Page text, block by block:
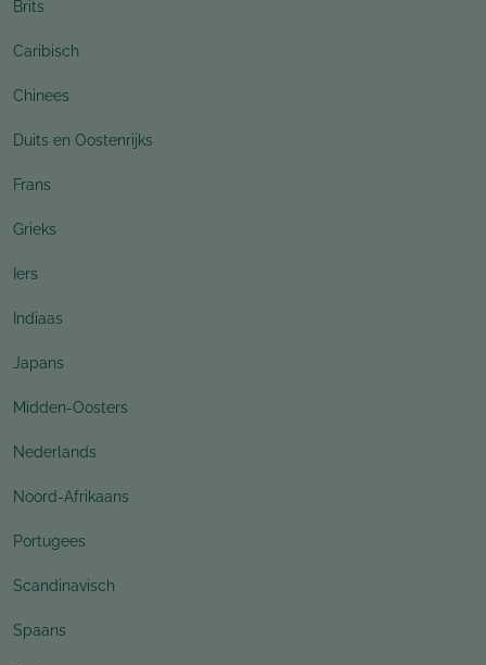
Brits
Caribisch
Chinees
Duits en Oostenrijks
Frans
Grieks
Iers
Indiaas
Japans
Midden-Oosters
Nederlands
Noord-Afrikaans
Portugees
Scandinavisch
Spaans